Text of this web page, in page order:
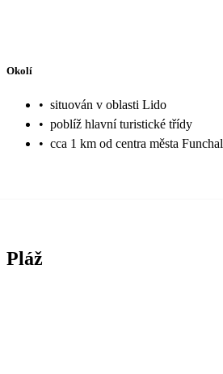
Okolí
• situován v oblasti Lido
• poblíž hlavní turistické třídy
• cca 1 km od centra města Funchal
Pláž